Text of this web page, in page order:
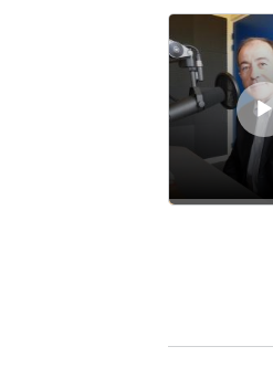
Lecteur audio